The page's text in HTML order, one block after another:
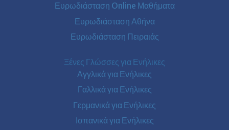
Ευρωδιάσταση Online Μαθήματα
Ευρωδιάσταση Αθήνα
Ευρωδιάσταση Πειραιάς
Ξένες Γλώσσες για Ενήλικες
Αγγλικά για Ενήλικες
Γαλλικά για Ενήλικες
Γερμανικά για Ενήλικες
Ισπανικά για Ενήλικες